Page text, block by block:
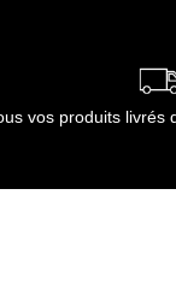
vos produits livrés